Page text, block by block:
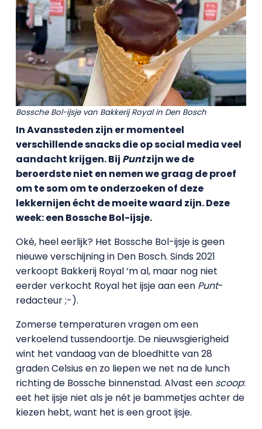
Bossche Bol-ijsje van Bakkerij Royal in Den Bosch
In Avanssteden zijn er momenteel
verschillende snacks die op social media veel
aandacht krijgen. Bij Puntzijn we de
beroerdste niet en nemen we graag de proef
om te som om te onderzoeken of deze
lekkernijen écht de moeite waard zijn. Deze
week: een Bossche Bol-ijsje.
Oké, heel eerlijk? Het Bossche Bol-ijsje is geen
nieuwe verschijning in Den Bosch. Sinds 2021
verkoopt Bakkerij Royal ‘m al, maar nog niet
eerder verkocht Royal het ijsje aan een Punt-
redacteur ;-).
Zomerse temperaturen vragen om een
verkoelend tussendoortje. De nieuwsgierigheid
wint het vandaag van de bloedhitte van 28
graden Celsius en zo liepen we net na de lunch
richting de Bossche binnenstad. Alvast een scoop:
eet het ijsje niet als je nét je bammetjes achter de
kiezen hebt, want het is een groot ijsje.